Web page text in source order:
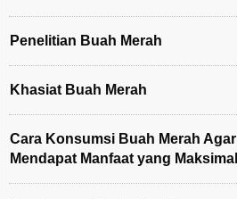
Penelitian Buah Merah
Khasiat Buah Merah
Cara Konsumsi Buah Merah Agar
Mendapat Manfaat yang Maksimal